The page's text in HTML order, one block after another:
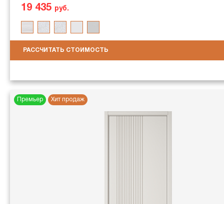
19 435 руб.
РАССЧИТАТЬ СТОИМОСТЬ
Премьер Хит продаж